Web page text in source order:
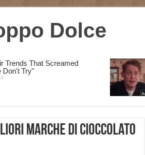
marche di cioccolato